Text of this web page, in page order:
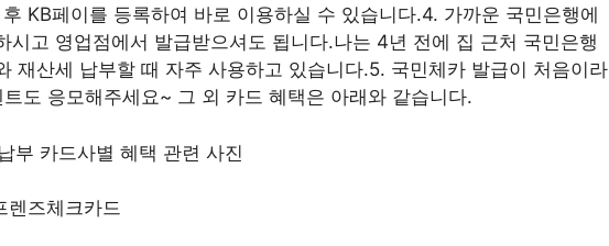
KB페이를 등록하여 바로 이용하실 수 있습니다.4. 가까운 국민은행에
시고 영업점에서 발급받으셔도 됩니다.나는 4년 전에 집 근처 국민은행
재산세 납부할 때 자주 사용하고 있습니다.5. 국민체카 발급이 처음이라
도 응모해주세요~ 그 외 카드 혜택은 아래와 같습니다.
렌즈체크카드